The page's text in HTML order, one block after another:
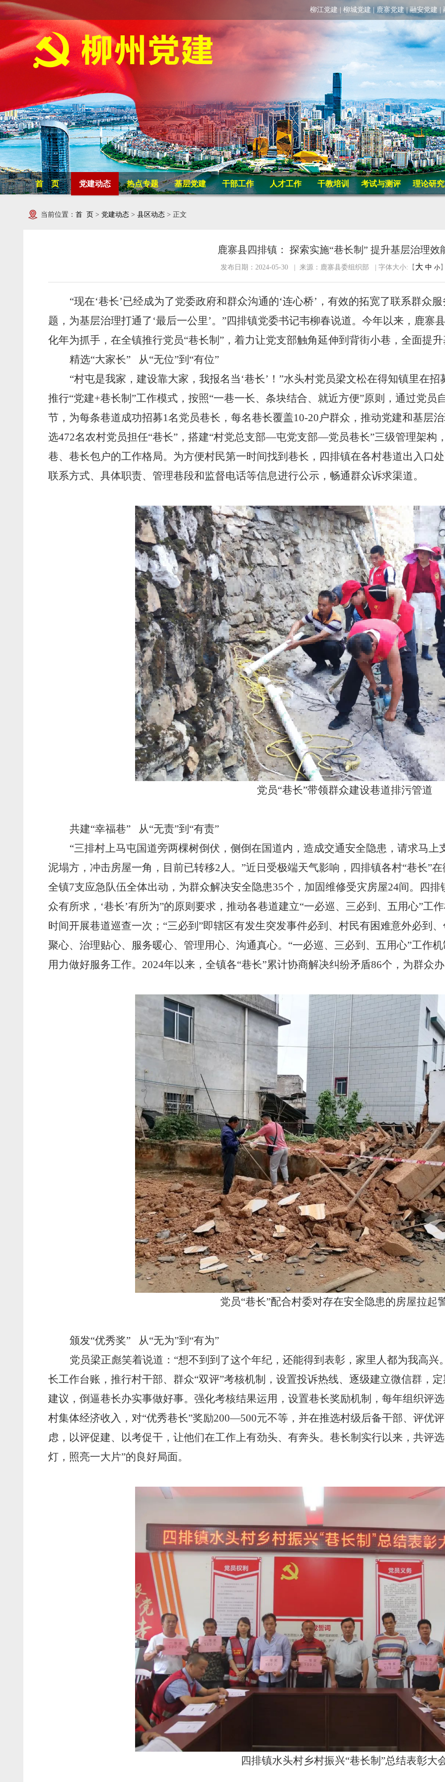
柳江党建 柳城党建 鹿寨党建 | 融安党建
首 页 党建动态 热点专题 基层党建 干部工作 人才工作 干教培训 考试与测评 理论研究
当前位置： 首 页 > 党建动态 > 县区动态 > 正文
鹿寨县四排镇： 探索实施“巷长制” 提升基层治理效
发布日期：2024-05-30 | 来源：鹿寨县委组织部 | 字体大小:【 大 中 小
“现在‘巷长’已经成为了党委政府和群众沟通的‘连心桥’，有效的拓宽了联系群众
题，为基层治理打通了‘最后一公里’。”四排镇党委书记韦柳春说道。今年以来，鹿寨
化年为抓手，在全镇推行党员“巷长制”，着力让党支部触角延伸到背街小巷，全面提
精选“大家长” 从“无位”到“有位”
“村屯是我家，建设靠大家，我报名当‘巷长’！”水头村党员梁文松在得知镇里在
推行“党建+巷长制”工作模式，按照“一巷一长、条块结合、就近方便”原则，通过党员
节，为每条巷道成功招募1名党员巷长，每名巷长覆盖10-20户群众，推动党建和基层
选472名农村党员担任“巷长”，搭建“村党总支部—屯党支部—党员巷长”三级管理架构
巷、巷长包户的工作格局。为方便村民第一时间找到巷长，四排镇在各村巷道出入口
联系方式、具体职责、管理巷段和监督电话等信息进行公示，畅通群众诉求渠道。
党员“巷长”带领群众建设巷道排污管道
共建“幸福巷” 从“无责”到“有责”
“三排村上马屯国道旁两棵树倒伏，侧倒在国道内，造成交通安全隐患，请求马上
泥塌方，冲击房屋一角，目前已转移2人。”近日受极端天气影响，四排镇各村“巷长”
全镇7支应急队伍全体出动，为群众解决安全隐患35个，加固维修受灾房屋24间。四排
众有所求，‘巷长’有所为”的原则要求，推动各巷道建立“一必巡、三必到、五用心”工
时间开展巷道巡查一次；“三必到”即辖区有发生突发事件必到、村民有困难意外必到
聚心、治理贴心、服务暖心、管理用心、沟通真心。“一必巡、三必到、五用心”工作
用力做好服务工作。2024年以来，全镇各“巷长”累计协商解决纠纷矛盾86个，为群众
党员“巷长”配合村委对存在安全隐患的房屋拉起
颁发“优秀奖” 从“无为”到“有为”
党员梁正彪笑着说道： “想不到到了这个年纪，还能得到表彰，家里人都为我高
长工作台账，推行村干部、群众“双评”考核机制，设置投诉热线、逐级建立微信群，
建议，倒逼巷长办实事做好事。强化考核结果运用，设置巷长奖励机制，每年组织评
村集体经济收入，对“优秀巷长”奖励200—500元不等，并在推选村级后备干部、评优
虑，以评促建、以考促干，让他们在工作上有劲头、有奔头。巷长制实行以来，共评
灯，照亮一大片”的良好局面。
四排镇水头村乡村振兴“巷长制”总结表彰大